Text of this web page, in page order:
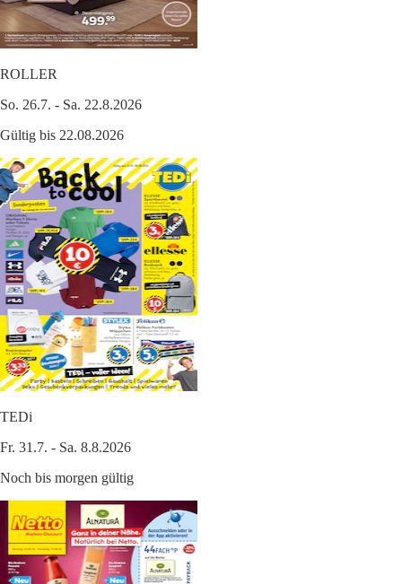
ROLLER
So. 26.7. - Sa. 22.8.2026
Gültig bis 22.08.2026
TEDi
Fr. 31.7. - Sa. 8.8.2026
Noch bis morgen gültig